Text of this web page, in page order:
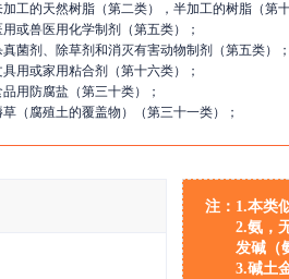
加工的天然树脂（第二类），半加工的树脂（第
用或兽医用化学制剂（第五类）；
真菌剂、除草剂和消灭有害动物制剂（第五类）
具用或家用粘合剂（第十六类）；
品用防腐盐（第三十类）；
草（腐殖土的覆盖物）（第三十一类）；
注： 1.本类
2.氨，
发碱（
3.碱土